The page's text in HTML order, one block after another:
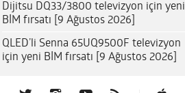
Dijitsu DQ33/3800 televizyon için yeni
BİM fırsatı [9 Ağustos 2026]
QLED’li Senna 65UQ9500F televizyon
için yeni BİM fırsatı [9 Ağustos 2026]